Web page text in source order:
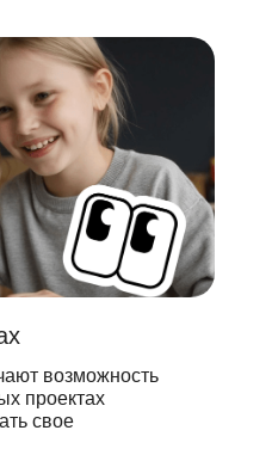
возможность
проектах
свое